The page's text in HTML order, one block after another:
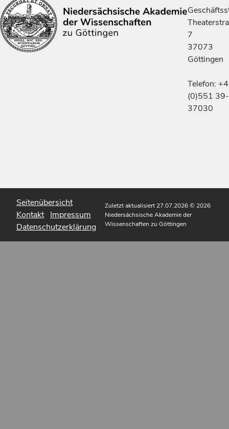
7
37073
Göttingen
Telefon:
(0)551 39-
37030
Seitenübersicht
Kontakt Impressum
Datenschutzerklärung
Zuletzt aktualisiert 27.07.2026© 2026
Niedersächsische Akademie der
Wissenschaften zu Göttingen